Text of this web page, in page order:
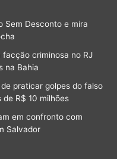
Sem Desconto e mira
criminosa no RJ
na Bahia
praticar golpes do falso
de R$ 10 milhões
em confronto com
Salvador